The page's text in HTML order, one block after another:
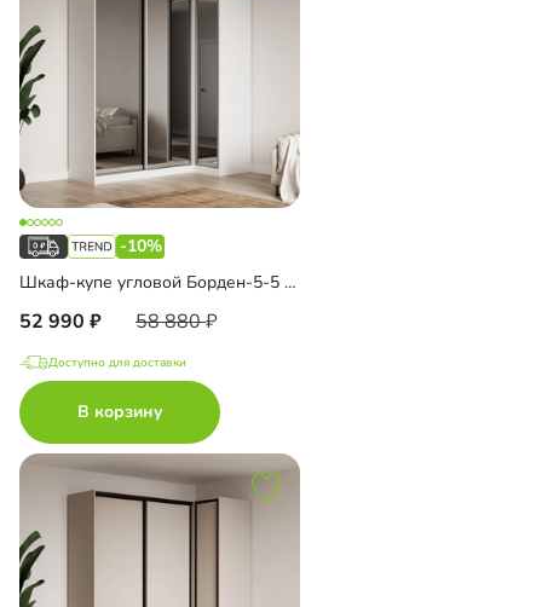
-10%
Шкаф-купе угловой Борден-5-5 1100
52 990 58 880
Доступно для доставки
В корзину